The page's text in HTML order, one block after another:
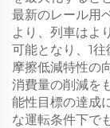
最新のレール用
より、列車はよ
可能となり、1往
摩擦低減特性の
消費量の削減を
能性目標の達成
な運転条件下で